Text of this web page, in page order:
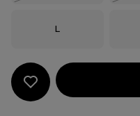
Größe
L